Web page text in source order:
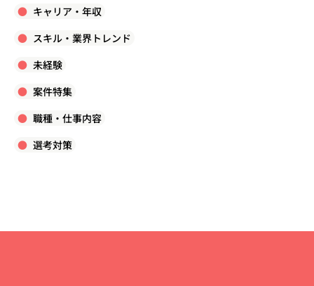
キャリア・年収
スキル・業界トレンド
未経験
案件特集
職種・仕事内容
選考対策